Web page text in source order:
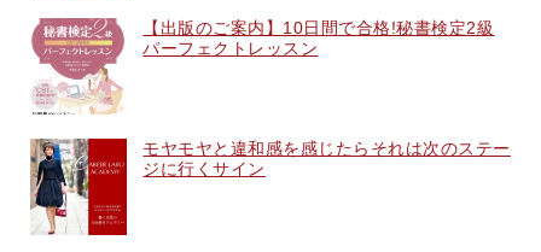
【出版のご案内】10日間で合格!秘書検定2級
パーフェクトレッスン
モヤモヤと違和感を感じたらそれは次のステー
ジに行くサイン